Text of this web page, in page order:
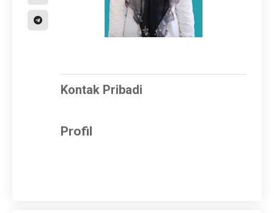
Kontak Pribadi
Profil